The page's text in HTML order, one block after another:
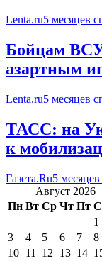
Lenta.ru5 месяцев
Бойцам ВСУ
азартным
Lenta.ru5 месяцев
ТАСС: на
к
Газета.Ru5 месяцев
Август 2026
Пн Вт Ср Чт Пт
1
3
4 5 6 7 8
10 11 12 13 14